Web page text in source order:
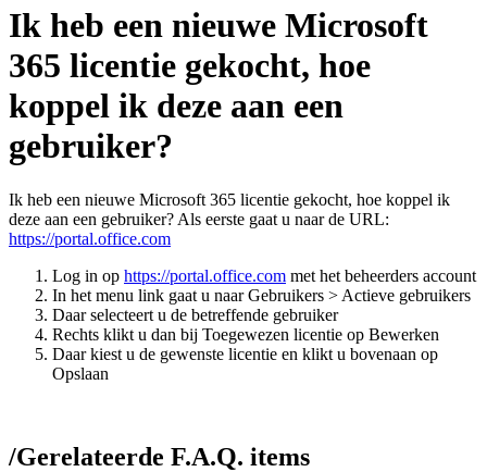
Ik heb een nieuwe Microsoft
365 licentie gekocht, hoe
koppel ik deze aan een
gebruiker?
Ik heb een nieuwe Microsoft 365 licentie gekocht, hoe koppel ik
deze aan een gebruiker? Als eerste gaat u naar de URL:
https://portal.office.com
Log in op https://portal.office.com met het beheerders account
In het menu link gaat u naar Gebruikers > Actieve gebruikers
Daar selecteert u de betreffende gebruiker
Rechts klikt u dan bij Toegewezen licentie op Bewerken
Daar kiest u de gewenste licentie en klikt u bovenaan op
Opslaan
/Gerelateerde F.A.Q. items